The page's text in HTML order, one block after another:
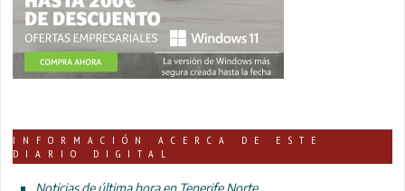
INFORMACIÓN ACERCA DE ESTE
DIARIO DIGITAL
Noticias de última hora en Tenerife Norte